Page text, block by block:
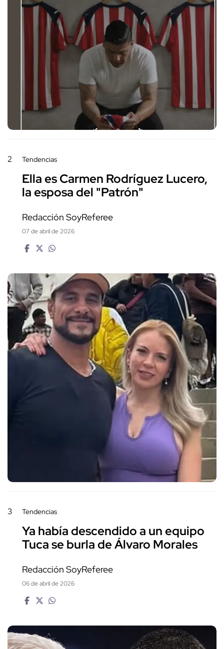
2 Tendencias
Ella es Carmen Rodríguez Lucero,
la esposa del "Patrón"
Redacción SoyReferee
07 de abril de 2026
3 Tendencias
Ya había descendido a un equipo
Tuca se burla de Álvaro Morales
Redacción SoyReferee
06 de abril de 2026